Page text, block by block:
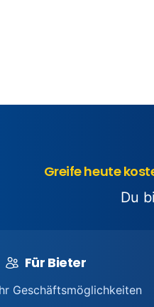
Greife heute
Du
Für Bieter
Geschäftsmöglichkeiten